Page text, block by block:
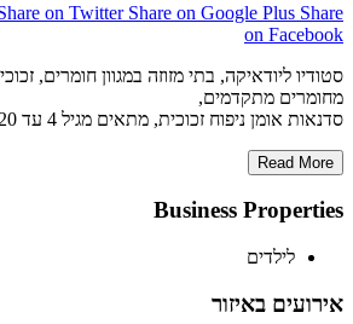
on Twitter Share on Google Plus Share
on Facebook
סטודיו ליודאיקה, בתי מזוזה במגוון חומרים,
מחומרים מתקדמים,
סדנאות אומן ניפוח זכוכית, מתאים מגיל 4 עד 120
Read More
Business Properties
לילדים
אירועים באיזור